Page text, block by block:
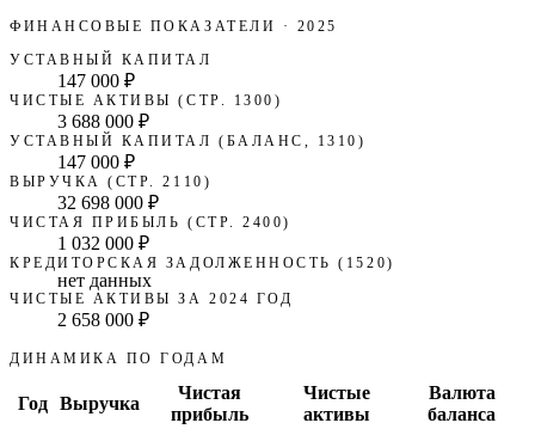
ФИНАНСОВЫЕ ПОКАЗАТЕЛИ · 2025
УСТАВНЫЙ КАПИТАЛ
147 000 ₽
ЧИСТЫЕ АКТИВЫ (СТР. 1300)
3 688 000 ₽
УСТАВНЫЙ КАПИТАЛ (БАЛАНС, 1310)
147 000 ₽
ВЫРУЧКА (СТР. 2110)
32 698 000 ₽
ЧИСТАЯ ПРИБЫЛЬ (СТР. 2400)
1 032 000 ₽
КРЕДИТОРСКАЯ ЗАДОЛЖЕННОСТЬ (1520)
нет данных
ЧИСТЫЕ АКТИВЫ ЗА 2024 ГОД
2 658 000 ₽
ДИНАМИКА ПО ГОДАМ
Год Выручка
Чистая
прибыль
Чистые
активы
Валюта
баланса